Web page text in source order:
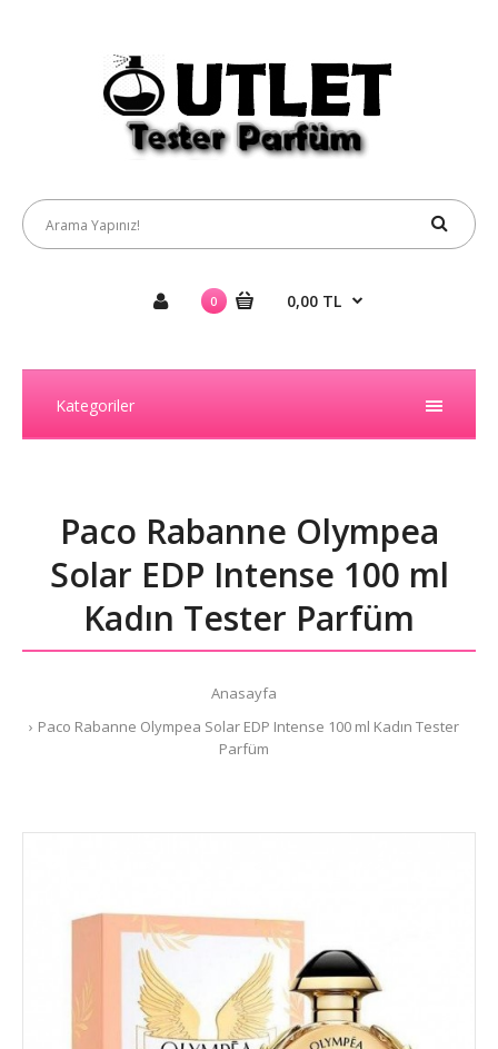
0 0,00 TL
Kategoriler
Paco Rabanne Olympea
Solar EDP Intense 100 ml
Kadın Tester Parfüm
Anasayfa
Paco Rabanne Olympea Solar EDP Intense 100 ml Kadın Tester
Parfüm